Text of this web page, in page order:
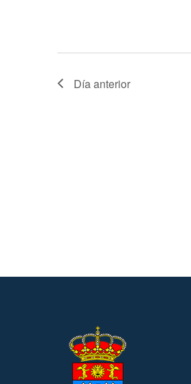
Día anterior